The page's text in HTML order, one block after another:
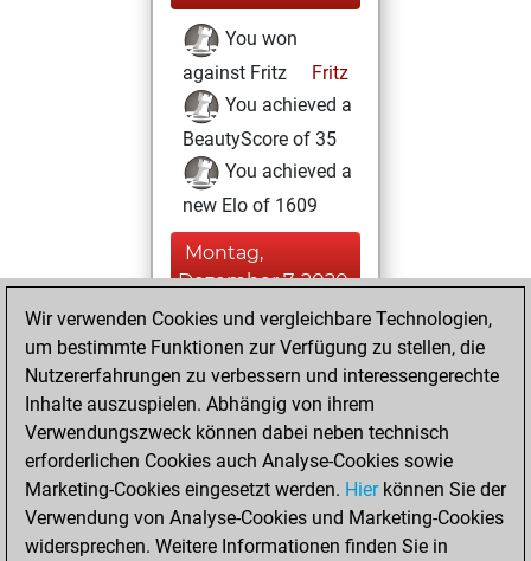
You won
against Fritz
Fritz
You achieved a
BeautyScore of 35
You achieved a
new Elo of 1609
Montag,
Dezember 7, 2020
You created
your Fritz account
Fritz
Mittwoch,
November 11,
2020
You played 1
slow games
Play
Wir verwenden Cookies und vergleichbare Technologien,
um bestimmte Funktionen zur Verfügung zu stellen, die
Nutzererfahrungen zu verbessern und interessengerechte
Inhalte auszuspielen. Abhängig von ihrem
Verwendungszweck können dabei neben technisch
erforderlichen Cookies auch Analyse-Cookies sowie
Marketing-Cookies eingesetzt werden. Hierkönnen Sie der
Verwendung von Analyse-Cookies und Marketing-Cookies
widersprechen. Weitere Informationen finden Sie in